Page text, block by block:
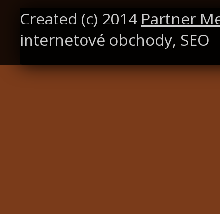
Created (c) 2014 Partner
internetové obchody, SEO